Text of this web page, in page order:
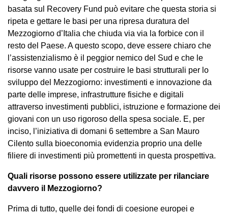
basata sul Recovery Fund può evitare che questa storia si
ripeta e gettare le basi per una ripresa duratura del
Mezzogiorno d’Italia che chiuda via via la forbice con il
resto del Paese. A questo scopo, deve essere chiaro che
l’assistenzialismo è il peggior nemico del Sud e che le
risorse vanno usate per costruire le basi strutturali per lo
sviluppo del Mezzogiorno: investimenti e innovazione da
parte delle imprese, infrastrutture fisiche e digitali
attraverso investimenti pubblici, istruzione e formazione dei
giovani con un uso rigoroso della spesa sociale. E, per
inciso, l’iniziativa di domani 6 settembre a San Mauro
Cilento sulla bioeconomia evidenzia proprio una delle
filiere di investimenti più promettenti in questa prospettiva.
Quali risorse possono essere utilizzate per rilanciare
davvero il Mezzogiorno?
Prima di tutto, quelle dei fondi di coesione europei e